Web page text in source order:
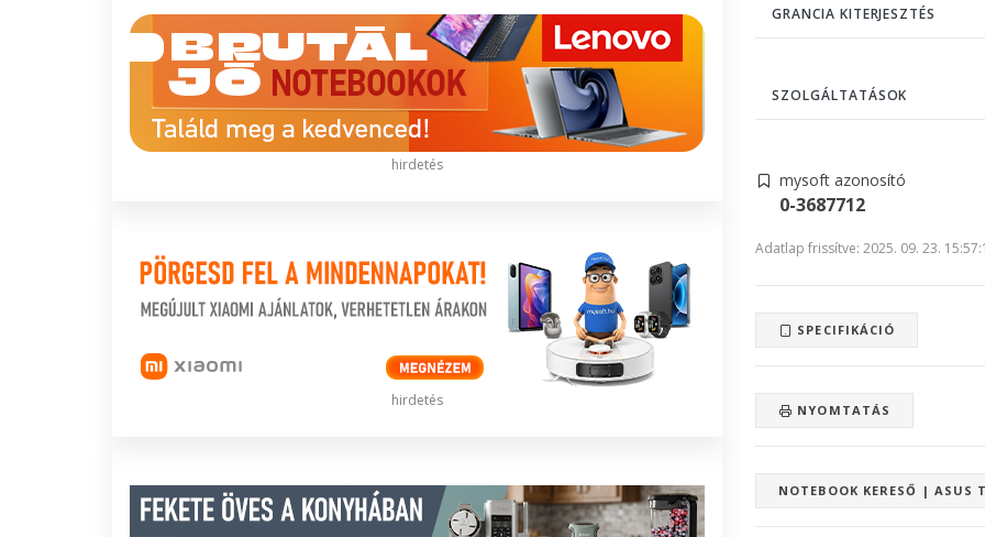
hirdetés
hirdetés
GRANCIA KITERJESZTÉS
SZOLGÁLTATÁSOK
mysoft azonosító
0-3687712
Adatlap frissítve: 2025. 09. 23.
SPECIFIKÁCIÓ
NYOMTATÁS
NOTEBOOK KERESŐ |